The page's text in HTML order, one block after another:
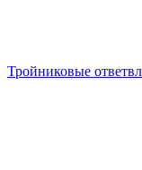
Тройниковые